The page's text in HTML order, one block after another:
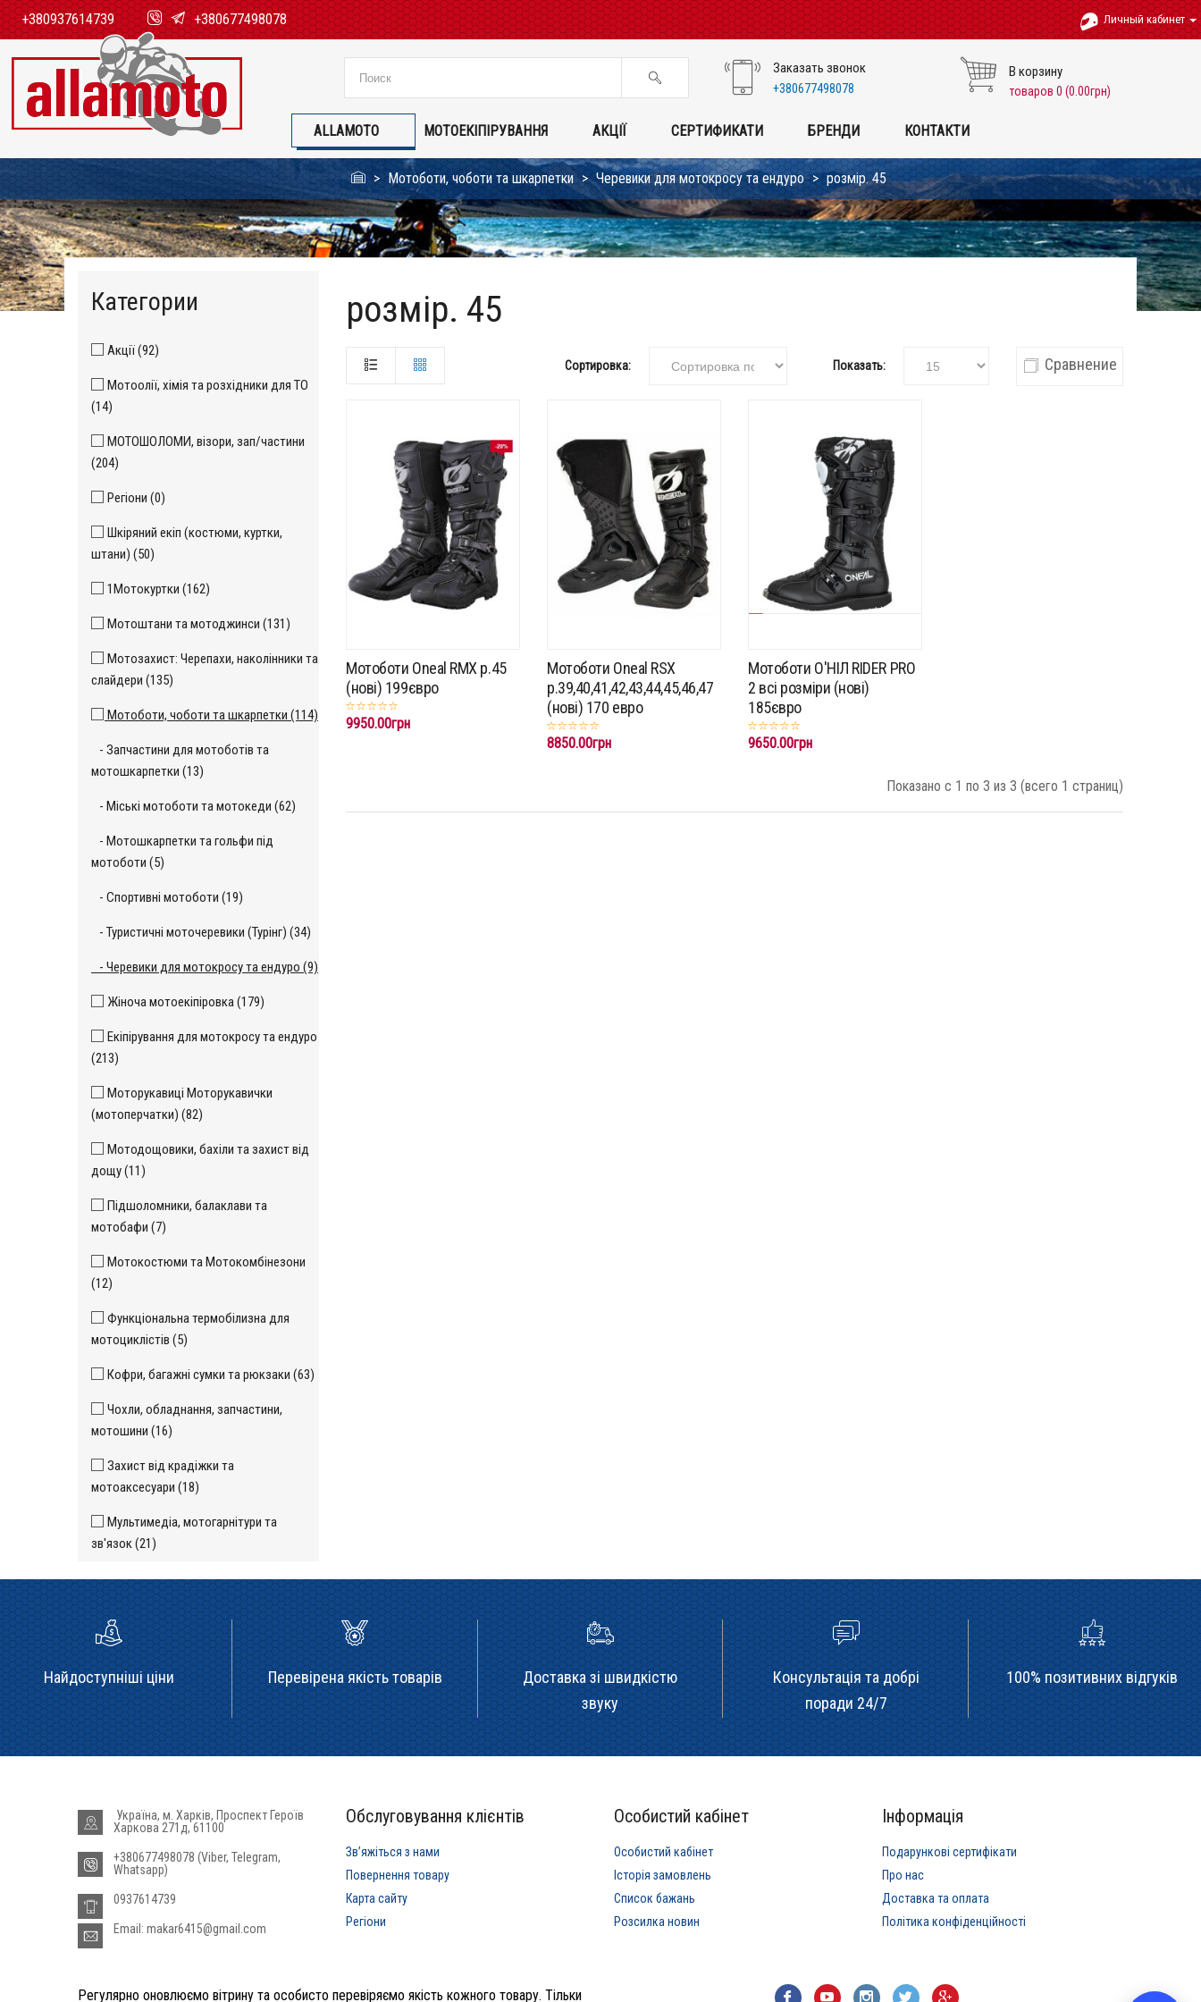
+380937614739 +380677498078 Личный кабинет
Заказать звонок
+380677498078
В корзину
товаров 0 (0.00грн)
ALLAMOTO МОТОЕКІПІРУВАННЯ АКЦІЇ СЕРТИФИКАТИ БРЕНДИ КОНТАКТИ
Мотоботи, чоботи та шкарпетки Черевики для мотокросу та ендуро розмір. 45
Категории
Акції (92)
Мотоолії, хімія та розхідники для ТО
(14)
МОТОШОЛОМИ, візори, зап/частини
(204)
Регіони (0)
Шкіряний екіп (костюми, куртки,
штани) (50)
1Мотокуртки (162)
Мотоштани та мотоджинси (131)
Мотозахист: Черепахи, наколінники та
слайдери (135)
Мотоботи, чоботи та шкарпетки (114)
- Запчастини для мотоботів та
мотошкарпетки (13)
- Міські мотоботи та мотокеди (62)
- Мотошкарпетки та гольфи під
мотоботи (5)
- Спортивні мотоботи (19)
- Туристичні моточеревики (Турінг) (34)
- Черевики для мотокросу та ендуро (9)
Жіноча мотоекіпіровка (179)
Екіпірування для мотокросу та ендуро
(213)
Моторукавиці Моторукавички
(мотоперчатки) (82)
Мотодощовики, бахіли та захист від
дощу (11)
Підшоломники, балаклави та
мотобафи (7)
Мотокостюми та Мотокомбінезони
(12)
Функціональна термобілизна для
мотоциклістів (5)
Кофри, багажні сумки та рюкзаки (63)
Чохли, обладнання, запчастини,
мотошини (16)
Захист від крадіжки та
мотоаксесуари (18)
Мультимедіа, мотогарнітури та
зв'язок (21)
розмір. 45
Сортировка: Показать: Сравнение
Мотоботи Oneal RMX p.45
(нові) 199євро
9950.00грн
Мотоботи Oneal RSX
p.39,40,41,42,43,44,45,46,47
(нові) 170 евро
8850.00грн
Мотоботи О'НІЛ RIDER PRO
2 всі розміри (нові)
185євро
9650.00грн
Показано с 1 по 3 из 3 (всего 1 страниц)
Найдоступніші ціни Перевірена якість товарів
Доставка зі швидкістю
звуку
Консультація та добрі
поради 24/7
100% позитивних відгуків
Україна, м. Харків, Проспект Героїв
Харкова 271д, 61100
+380677498078 (Viber, Telegram,
Whatsapp)
0937614739
Email: makar6415@gmail.com
Обслуговування клієнтів
Звʼяжіться з нами
Повернення товару
Карта сайту
Регіони
Особистий кабінет
Особистий кабінет
Історія замовлень
Список бажань
Розсилка новин
Інформація
Подарункові сертифікати
Про нас
Доставка та оплата
Політика конфіденційності
Регулярно оновлюємо вітрину та особисто перевіряємо якість кожного товару. Тільки